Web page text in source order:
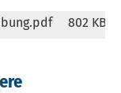
802 KB